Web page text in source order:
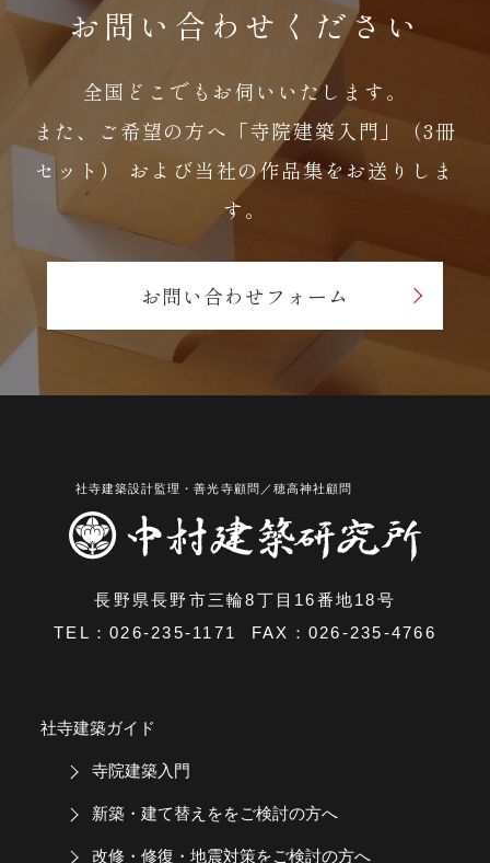
お問い合わせください
全国どこでもお伺いいたします。
また、ご希望の方へ「寺院建築入門」（3冊
セット）
および当社の作品集をお送りしま
す。
お問い合わせフォーム
長野県長野市三輪8丁目16番地18号
TEL：026-235-1171 FAX：026-235-4766
社寺建築ガイド
寺院建築入門
新築・建て替えををご検討の方へ
改修・修復・地震対策をご検討の方へ